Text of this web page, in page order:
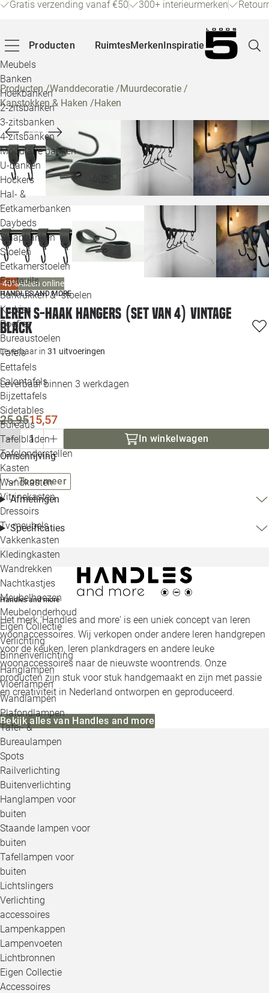
Gratis verzending vanaf €50 300+ interieurmerken
Producten
Meubels
Banken
Hoekbanken
2-zitsbanken
3-zitsbanken
4-zitsbanken
Modulaire banken
U-banken
Hockers
Hal- &
Eetkamerbanken
Daybeds
Slaapbanken
Stoelen
Eetkamerstoelen
Fauteuils
Barkrukken & -stoelen
Krukjes
Poefjes
Bureaustoelen
Tafels
Eettafels
Salontafels
Bijzettafels
Sidetables
Bureaus
Tafelbladen
Tafelonderstellen
Kasten
Wandkasten
Vitrinekasten
Dressoirs
Tv meubels
Vakkenkasten
Kledingkasten
Wandrekken
Nachtkastjes
Meubelhoezen
Meubelonderhoud
Eigen Collectie
Verlichting
Binnenverlichting
Hanglampen
Vloerlampen
Wandlampen
Plafondlampen
Tafel- &
Bureaulampen
Spots
Railverlichting
Buitenverlichting
Hanglampen voor
buiten
Staande lampen voor
buiten
Tafellampen voor
buiten
Lichtslingers
Verlichting
accessoires
Lampenkappen
Lampenvoeten
Lichtbronnen
Eigen Collectie
Accessoires
RuimtesMerkenInspiratie
Alle
Producten/Wanddecoratie /Muurdecoratie /
Kapstokken & Haken /Haken
-40%Alleen online
HANDLES AND MORE
Leren S-haak hangers (set van 4) Vintage
Black
Leverbaar in 31 uitvoeringen
Leverbaar binnen 3 werkdagen
25,9515,57
In winkelwagen
Omschrijving
Toon meer
Afmetingen
Specificaties
Handles and more
Het merk 'Handles and more' is een uniek concept van leren
woonaccessoires. Wij verkopen onder andere leren handgrepen
voor de keuken, leren plankdragers en andere leuke
woonaccessoires naar de nieuwste woontrends. Onze
producten zijn stuk voor stuk handgemaakt en zijn met passie
en creativiteit in Nederland ontworpen en geproduceerd.
Bekijk alles van Handles and more